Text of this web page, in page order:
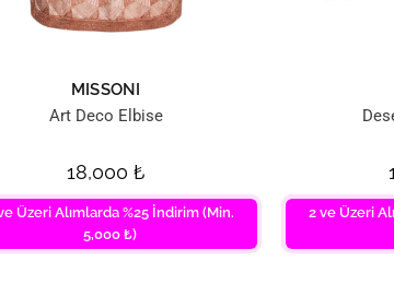
MISSONI
Art Deco Elbise
18,000 ₺
Üzeri Alımlarda %25 İndirim (Min.
5,000 ₺)
2 ve Üzeri